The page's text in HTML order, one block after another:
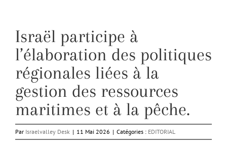
Israël participe à
l’élaboration des politiques
régionales liées à la
gestion des ressources
maritimes et à la pêche.
Par Israelvalley Desk | 11 Mai 2026 | Catégories : EDITORIAL